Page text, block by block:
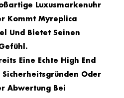
Luxusmarkenuhr
Kommt Myreplica
Und Bietet Seinen
Eine Echte High End
Sicherheitsgründen Oder
Abwertung Bei